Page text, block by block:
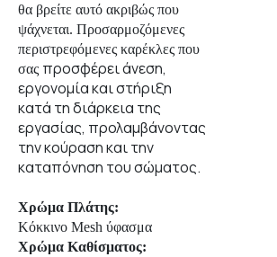
θα βρείτε αυτό ακριβώς που
ψάχνεται. Προσαρμοζόμενες
περιστρεφόμενες καρέκλες που
σας προσφέρει άνεση,
εργονομία και στήριξη
κατά τη διάρκεια της
εργασίας, προλαμβάνοντας
την κούραση και την
καταπόνηση του σώματος.
Χρώμα Πλάτης:
Κόκκινο Mesh ύφασμα
Χρώμα Καθίσματος: